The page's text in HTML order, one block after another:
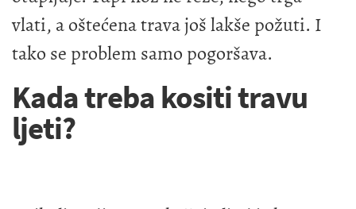
vlati, a oštećena trava još lakše požuti. I
tako se problem samo pogoršava.
Kada treba kositi travu
ljeti?